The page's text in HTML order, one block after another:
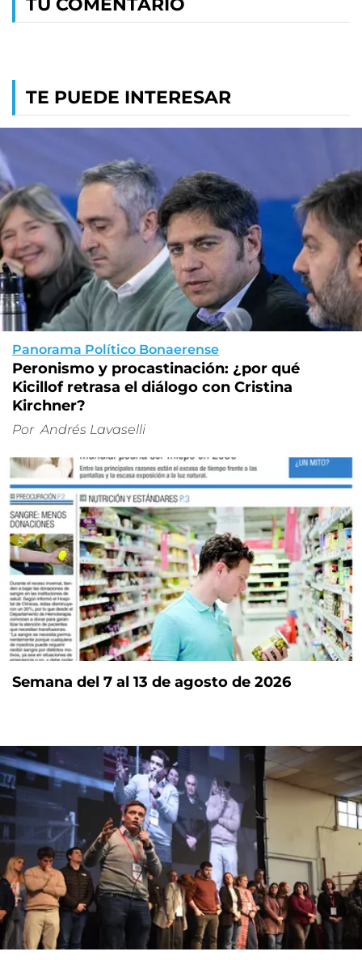
TE PUEDE INTERESAR
Panorama Político Bonaerense
Peronismo y procastinación: ¿por qué
Kicillof retrasa el diálogo con Cristina
Kirchner?
Por Andrés Lavaselli
Semana del 7 al 13 de agosto de 2026